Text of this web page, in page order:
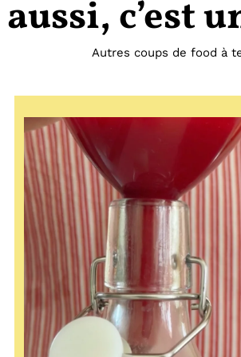
aussi, c’est
Autres coups de food à